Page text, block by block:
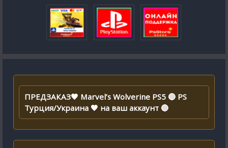
ПРЕДЗАКАЗ🖤 Marvel’s Wolverine PS5 🔴 PS
Турция/Украина 🖤 на ваш аккаунт 🔴